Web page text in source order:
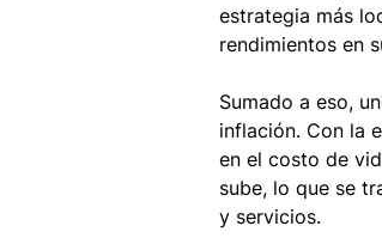
estrategia más
rendimientos en
Sumado a eso,
inflación. Con la
en el costo de
sube, lo que se
y servicios.